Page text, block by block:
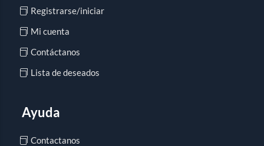
Registrarse/iniciar
Mi cuenta
Contáctanos
Lista de deseados
Ayuda
Contactanos